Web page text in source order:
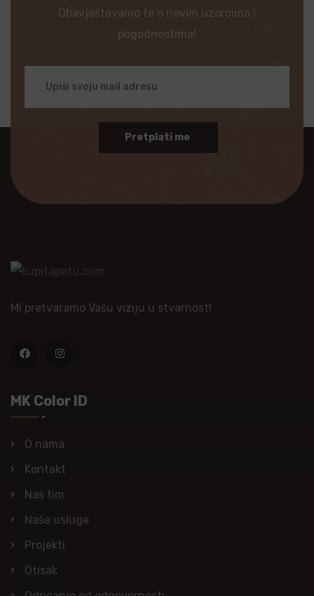
Obavještavamo te o novim uzorcima i
pogodnostima!
Pretplati me
Mi pretvaramo Vašu viziju u stvarnost!
MK Color ID
O nama
Kontakt
Naš tim
Naše usluge
Projekti
Otisak